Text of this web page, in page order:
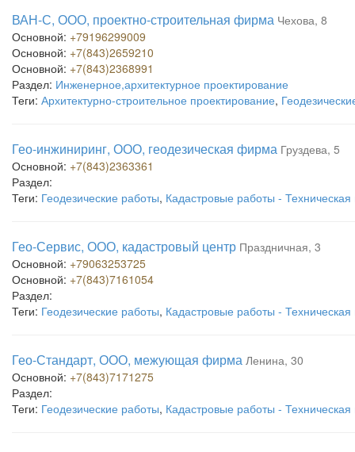
ВАН-С, ООО, проектно-строительная фирма Чехова, 8
Основной: +79196299009
Основной: +7(843)2659210
Основной: +7(843)2368991
Раздел: Инженерное,архитектурное проектирование
Теги: Архитектурно-строительное проектирование,
Гео-инжиниринг, ООО, геодезическая фирма Груздева, 5
Основной: +7(843)2363361
Раздел:
Теги: Геодезические работы, Кадастровые работы - Техническая
Гео-Сервис, ООО, кадастровый центр Праздничная, 3
Основной: +79063253725
Основной: +7(843)7161054
Раздел:
Теги: Геодезические работы, Кадастровые работы - Техническая
Гео-Стандарт, ООО, межующая фирма Ленина, 30
Основной: +7(843)7171275
Раздел:
Теги: Геодезические работы, Кадастровые работы - Техническая